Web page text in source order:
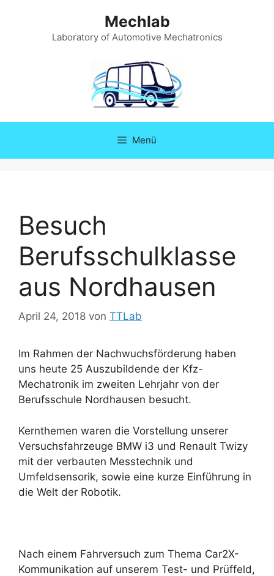
Mechlab
Laboratory of Automotive Mechatronics
Menü
Besuch
Berufsschulklasse
aus Nordhausen
April 24, 2018 von TTLab
Im Rahmen der Nachwuchsförderung haben
uns heute 25 Auszubildende der Kfz-
Mechatronik im zweiten Lehrjahr von der
Berufsschule Nordhausen besucht.
Kernthemen waren die Vorstellung unserer
Versuchsfahrzeuge BMW i3 und Renault Twizy
mit der verbauten Messtechnik und
Umfeldsensorik, sowie eine kurze Einführung in
die Welt der Robotik.
Nach einem Fahrversuch zum Thema Car2X-
Kommunikation auf unserem Test- und Prüffeld,